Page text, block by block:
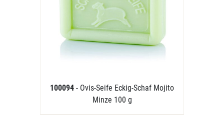
100094 - Ovis-Seife Eckig-Schaf Mojito
Minze 100 g